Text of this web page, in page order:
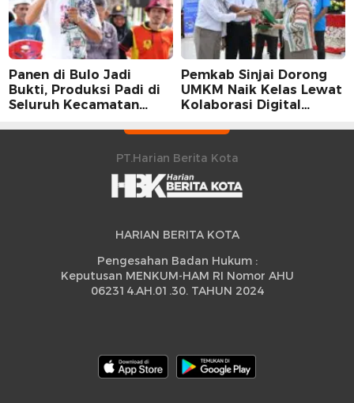
Panen di Bulo Jadi
Bukti, Produksi Padi di
Seluruh Kecamatan
Pemkab Sinjai Dorong
UMKM Naik Kelas Lewat
Kolaborasi Digital
PT.Harian Berita Kota
HARIAN BERITA KOTA
Pengesahan Badan Hukum :
Keputusan MENKUM-HAM RI Nomor AHU
062314.AH.01.30. TAHUN 2024